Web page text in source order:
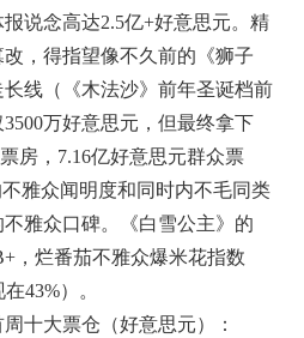
念高达2.5亿+好意思元。精
，得指望像不久前的《狮子
线（《木法沙》前年圣诞档前
万好意思元，但最终拿下
房，7.16亿好意思元群众票
雅众闻明度和同时内不毛同类
雅众口碑。《白雪公主》的
，烂番茄不雅众爆米花指数
43%）。
大票仓（好意思元）：